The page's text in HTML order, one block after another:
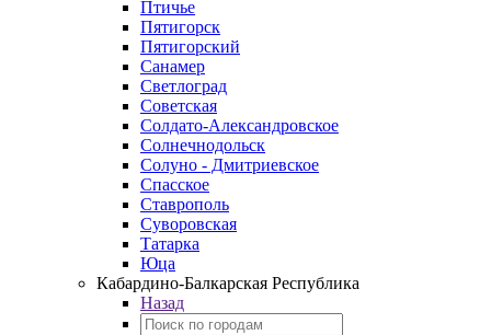
Птичье
Пятигорск
Пятигорский
Санамер
Светлоград
Советская
Солдато-Александровское
Солнечнодольск
Солуно - Дмитриевское
Спасское
Ставрополь
Суворовская
Татарка
Юца
Кабардино‑Балкарская Республика
Назад